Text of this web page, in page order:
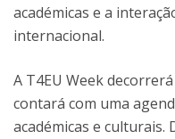
académicas e a
internacional.
A T4EU Week
contará com uma
académicas e culturais.